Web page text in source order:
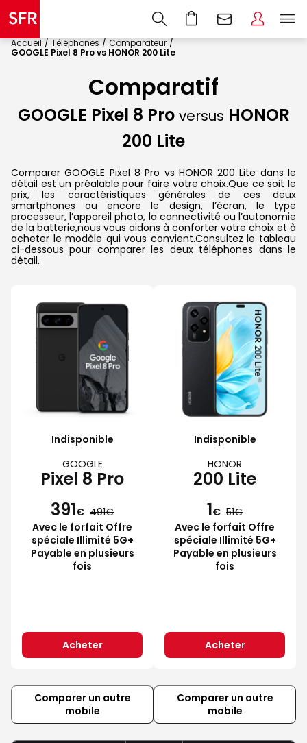
Accueil Téléphones
Comparateur
GOOGLE Pixel 8 Pro vs HONOR 200 Lite
Comparatif
GOOGLE Pixel 8 Pro versus HONOR
200 Lite
Comparer GOOGLE Pixel 8 Pro vs HONOR 200 Lite dans le
détail est un préalable pour faire votre choix.Que ce soit le
prix, les caractéristiques générales de ces deux
smartphones ou encore le design, l’écran, le type
processeur, l’appareil photo, la connectivité ou l’autonomie
de la batterie,nous vous aidons à conforter votre choix et à
acheter le modèle qui vous convient.Consultez le tableau
ci-dessous pour comparer les deux téléphones dans le
détail.
Indisponible
GOOGLE
Pixel 8 Pro
391€ 491
Avec le forfait Offre
spéciale Illimité 5G+
Payable en plusieurs
fois
Acheter
Indisponible
HONOR
200 Lite
1€ 51
Avec le forfait Offre
spéciale Illimité 5G+
Payable en plusieurs
fois
Acheter
Comparer un autre
mobile
Comparer un autre
mobile